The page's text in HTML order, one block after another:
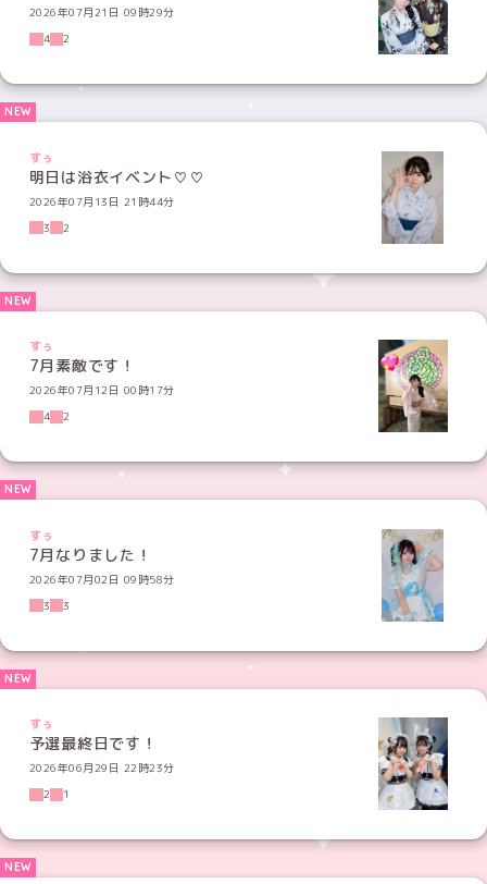
2026年07月21日 09時29分
4
2
すぅ
明日は浴衣イベント♡♡
2026年07月13日 21時44分
3
2
すぅ
7月素敵です！
2026年07月12日 00時17分
4
2
すぅ
7月なりました！
2026年07月02日 09時58分
3
3
すぅ
予選最終日です！
2026年06月29日 22時23分
2
1